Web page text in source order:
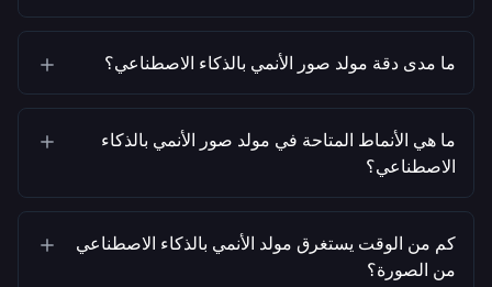
ما مدى دقة مولد صور الأنمي بالذكاء الاصطناعي؟
ما هي الأنماط المتاحة في مولد صور الأنمي بالذكاء
الاصطناعي؟
كم من الوقت يستغرق مولد الأنمي بالذكاء الاصطناعي
من الصورة؟